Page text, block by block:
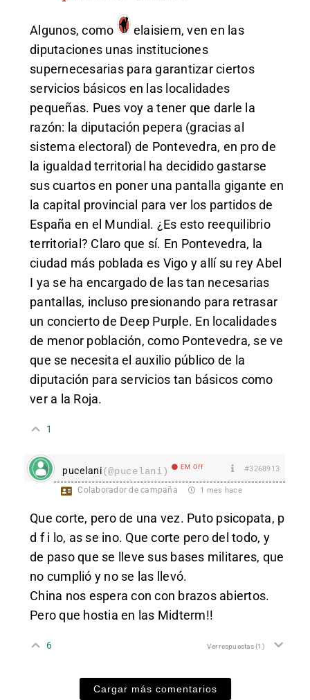
Algunos, como elaisiem, ven en las
diputaciones unas instituciones
supernecesarias para garantizar ciertos
servicios básicos en las localidades
pequeñas. Pues voy a tener que darle la
razón: la diputación pepera (gracias al
sistema electoral) de Pontevedra, en pro de
la igualdad territorial ha decidido gastarse
sus cuartos en poner una pantalla gigante en
la capital provincial para ver los partidos de
España en el Mundial. ¿Es esto reequilibrio
territorial? Claro que sí. En Pontevedra, la
ciudad más poblada es Vigo y allí su rey Abel
I ya se ha encargado de las tan necesarias
pantallas, incluso presionando para retrasar
un concierto de Deep Purple. En localidades
de menor población, como Pontevedra, se ve
que se necesita el auxilio público de la
diputación para servicios tan básicos como
ver a la Roja.
1
pucelani(@pucelani) EM Off #3268913
Colaborador de campaña 1 mes hace
Que corte, pero de una vez. Puto psicopata, p
d f i lo, as se ino. Que corte pero del todo, y
de paso que se lleve sus bases militares, que
no cumplió y no se las llevó.
China nos espera con con brazos abiertos.
Pero que hostia en las Midterm!!
6 Ver respuestas(1)
Cargar más comentarios